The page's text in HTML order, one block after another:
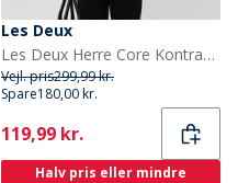
Les Deux
Les Deux Herre Core Kontrast T-shirt Chocolate Truffle Red
Vejl. pris299,99 kr.
Spare180,00 kr.
Current
119,99 kr.
Halv pris eller mindre